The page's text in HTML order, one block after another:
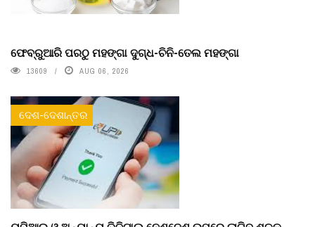
ଫେବ୍ରୁଆରି ପରଠୁ ମହଙ୍ଗା ଦୁଗ୍ଧ-ଚିନି-ତେଲ ମହଙ୍ଗା
13609 AUG 06, 2026
ଦେଶ-ଦେଶାନ୍ତର